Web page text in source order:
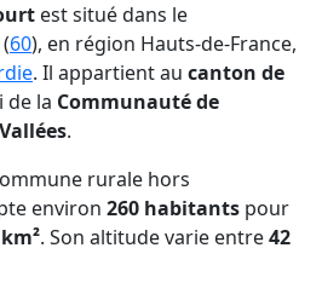
est situé dans le
(60), en région Hauts-de-France,
. Il appartient au canton de
de la Communauté de
.
rurale hors
environ 260 habitants pour
. Son altitude varie entre42